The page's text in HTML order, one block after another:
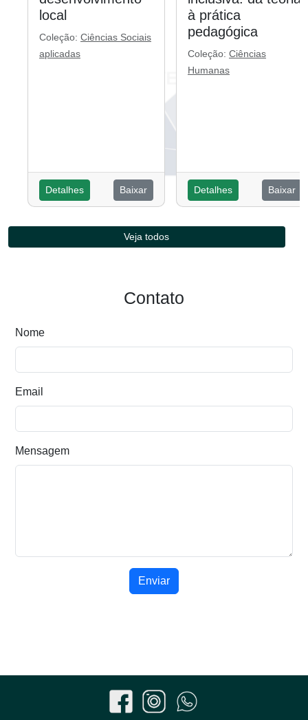
local
Coleção: Ciências Sociais
aplicadas
Detalhes Baixar
à prática
pedagógica
Coleção: Ciências
Humanas
Detalhes Baixar
Veja todos
Contato
Nome
Email
Mensagem
Enviar